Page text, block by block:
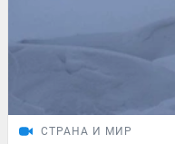
СТРАНА И МИР